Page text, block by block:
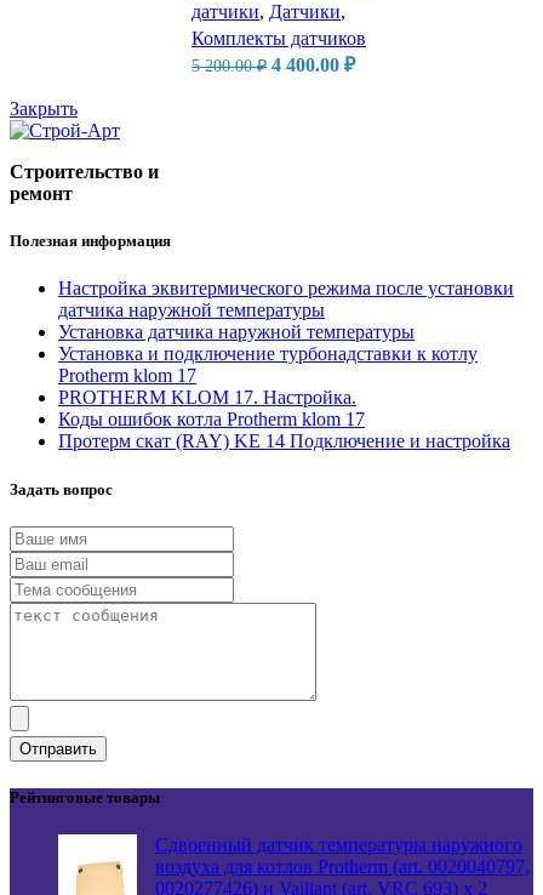
датчики, Датчики,
Комплекты датчиков
5 200.00₽ Первоначальная
4 400.00 ₽Текущая
Закрыть
Строительство и
ремонт
Полезная информация
Настройка эквитермического режима после установки
датчика наружной температуры
Установка датчика наружной температуры
Установка и подключение турбонадставки к котлу
Protherm klom 17
PROTHERM KLOM 17. Настройка.
Коды ошибок котла Protherm klom 17
Протерм скат (RAY) KE 14 Подключение и настройка
Задать вопрос
Отправить
Рейтинговые товары
Сдвоенный датчик температуры наружного
воздуха для котлов Protherm (art. 0020040797,
0020277426) и Vaillant (art. VRC 693) х 2